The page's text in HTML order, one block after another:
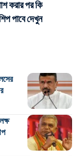
করার পর কি
পাবে দেখুন